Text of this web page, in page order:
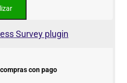
Survey plugin
con pago